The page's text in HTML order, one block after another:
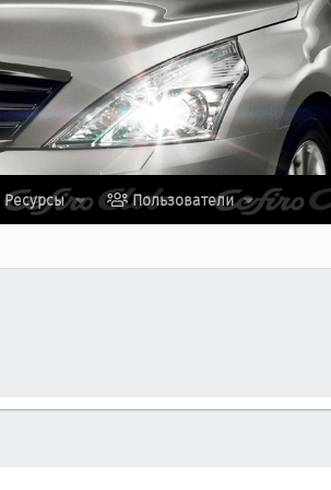
Ресурсы Пользователи